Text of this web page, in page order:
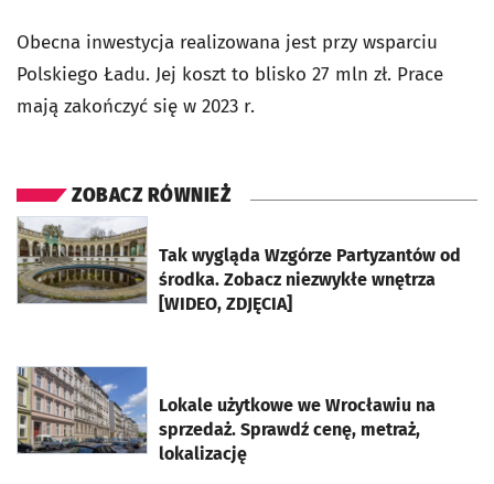
Obecna inwestycja realizowana jest przy wsparciu
Polskiego Ładu. Jej koszt to blisko 27 mln zł. Prace
mają zakończyć się w 2023 r.
ZOBACZ RÓWNIEŻ
Tak wygląda Wzgórze Partyzantów od
środka. Zobacz niezwykłe wnętrza
[WIDEO, ZDJĘCIA]
otworzy się w nowej karcie
Lokale użytkowe we Wrocławiu na
sprzedaż. Sprawdź cenę, metraż,
lokalizację
otworzy się w nowej karcie